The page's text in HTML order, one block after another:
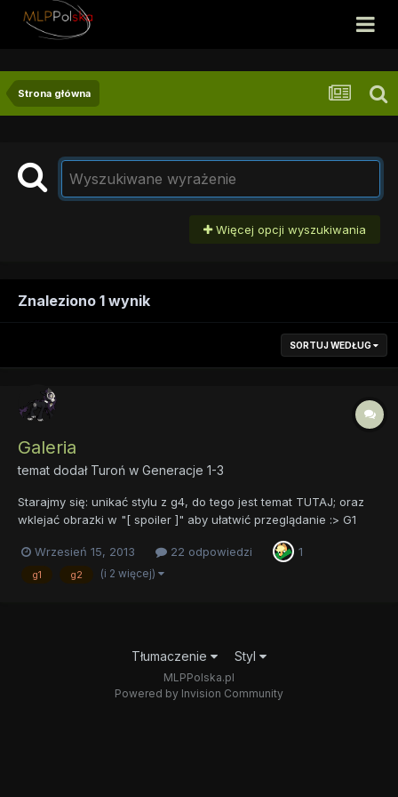
Strona główna
Więcej opcji wyszukiwania
Znaleziono 1 wynik
SORTUJ WEDŁUG
Galeria
temat dodał Turoń w Generacje 1-3
Starajmy się: unikać stylu z g4, do tego jest temat TUTAJ; oraz
wklejać obrazki w "[ spoiler ]" aby ułatwić przeglądanie :> G1
Wrzesień 15, 2013
22 odpowiedzi 1
g1 g2 (i 2 więcej)
Tłumaczenie Styl
MLPPolska.pl
Powered by Invision Community